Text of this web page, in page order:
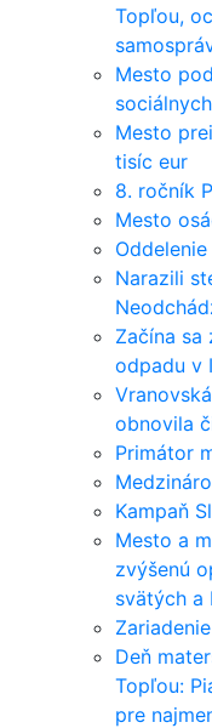
Topľou,
Mesto
Mesto
tisíc eur
8. ročník
Mesto
Narazili
Začína
odpadu v
obnovila
Primátor
Kampaň
Mesto a
zvýšenú
svätých a
Deň
Topľou:
pre